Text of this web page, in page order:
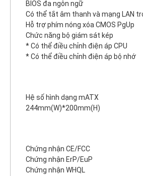
BIOS đa ngôn ngữ
Có thể tắt âm thanh và mạng LAN
Hỗ trợ phím nóng xóa CMOS PgUp
Chức năng bộ giám sát kép
* Có thể điều chỉnh điện áp CPU
* Có thể điều chỉnh điện áp bộ nhớ
Hệ số hình dạng mATX
244mm(W)*200mm(H)
Chứng nhận CE/FCC
Chứng nhận ErP/EuP
Chứng nhận WHQL